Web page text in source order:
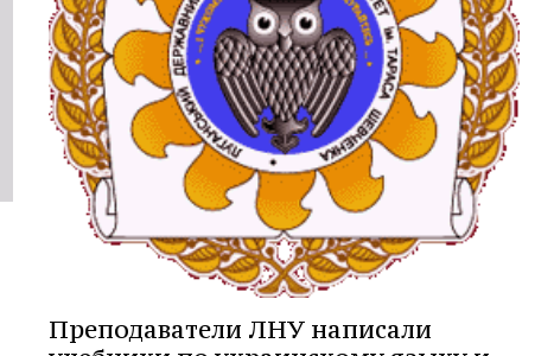
Преподаватели ЛНУ написали